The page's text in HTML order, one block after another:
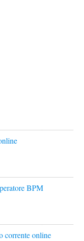
BPM
corrente online